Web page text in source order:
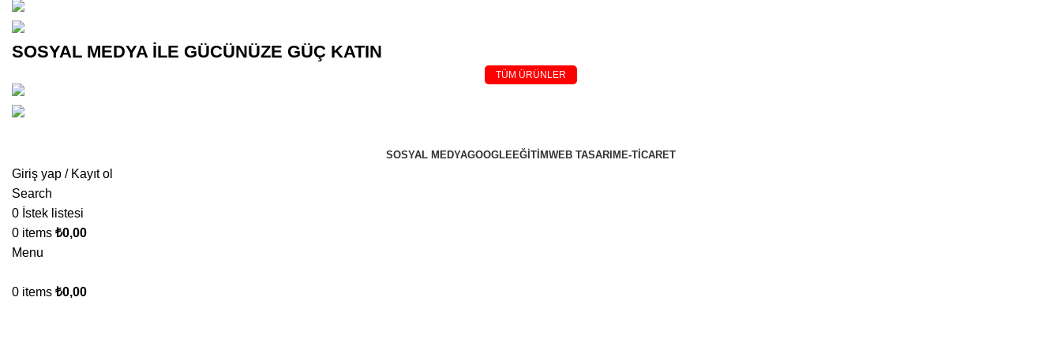
SOSYAL MEDYA İLE GÜCÜNÜZE GÜÇ KATIN
TÜM ÜRÜNLER
SOSYAL MEDYAGOOGLEEĞİTİMWEB TASARIME-TİCARET
Giriş yap / Kayıt ol
Search
0 İstek listesi
0 items ₺0,00
Menu
0 items ₺0,00